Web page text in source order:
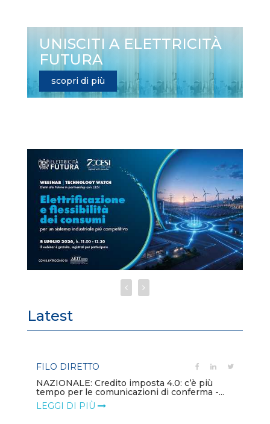
UNISCITI A ELETTRICITÀ
FUTURA
scopri di più
Latest
FILO DIRETTO
NAZIONALE: Credito imposta 4.0: c’è più
tempo per le comunicazioni di conferma -...
LEGGI DI PIÙ